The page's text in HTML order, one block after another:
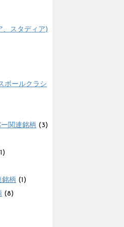
、スタディア)
ボールクラシ
関連銘柄 (3)
銘柄 (1)
(8)